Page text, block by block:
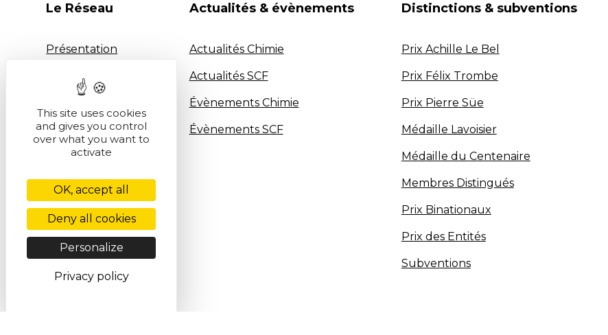
Le Réseau
Présentation
Entités
Histoire de la SCF
Gouvernance
Industrie
Actualités & évènements
Actualités Chimie
Actualités SCF
Évènements Chimie
Évènements SCF
Distinctions & subventions
Prix Achille Le Bel
Prix Félix Trombe
Prix Pierre Süe
Médaille Lavoisier
Médaille du Centenaire
Membres Distingués
Prix Binationaux
Prix des Entités
Subventions
This site uses cookies
and gives you control
over what you want to
activate
OK, accept all
Deny all cookies
Personalize
Privacy policy